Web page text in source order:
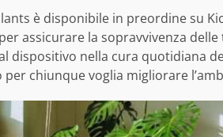
è disponibile in preordine su
assicurare la sopravvivenza
dispositivo nella cura quotidiana
per chiunque voglia migliorare